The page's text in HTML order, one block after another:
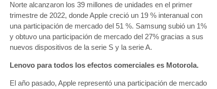
Norte alcanzaron los 39 millones de unidades en el primer
trimestre de 2022, donde Apple creció un 19 % interanual con
una participación de mercado del 51 %. Samsung subió un 1%
y obtuvo una participación de mercado del 27% gracias a sus
nuevos dispositivos de la serie S y la serie A.
Lenovo para todos los efectos comerciales es Motorola.
El año pasado, Apple representó una participación de mercado